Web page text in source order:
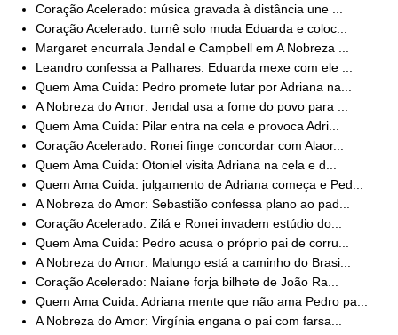
Coração Acelerado: música gravada à distância une ...
Coração Acelerado: turnê solo muda Eduarda e coloc...
Margaret encurrala Jendal e Campbell em A Nobreza ...
Leandro confessa a Palhares: Eduarda mexe com ele ...
Quem Ama Cuida: Pedro promete lutar por Adriana na...
A Nobreza do Amor: Jendal usa a fome do povo para ...
Quem Ama Cuida: Pilar entra na cela e provoca Adri...
Coração Acelerado: Ronei finge concordar com Alaor...
Quem Ama Cuida: Otoniel visita Adriana na cela e d...
Quem Ama Cuida: julgamento de Adriana começa e Ped...
A Nobreza do Amor: Sebastião confessa plano ao pad...
Coração Acelerado: Zilá e Ronei invadem estúdio do...
Quem Ama Cuida: Pedro acusa o próprio pai de corru...
A Nobreza do Amor: Malungo está a caminho do Brasi...
Coração Acelerado: Naiane forja bilhete de João Ra...
Quem Ama Cuida: Adriana mente que não ama Pedro pa...
A Nobreza do Amor: Virgínia engana o pai com farsa...